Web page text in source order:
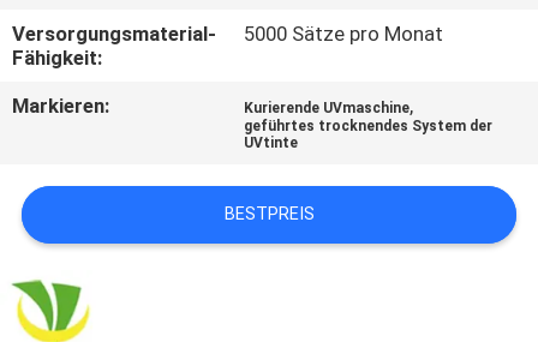
FORDERN
ZITAT
SITEMAP
Versorgungsmaterial-
Fähigkeit:
5000 Sätze pro Monat
Markieren: Kurierende UVmaschine,
geführtes trocknendes System der
UVtinte
BESTPREIS